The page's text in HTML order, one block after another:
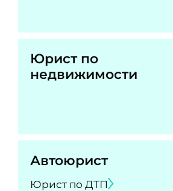
Юрист по
недвижимости
Автоюрист
Юрист по ДТП